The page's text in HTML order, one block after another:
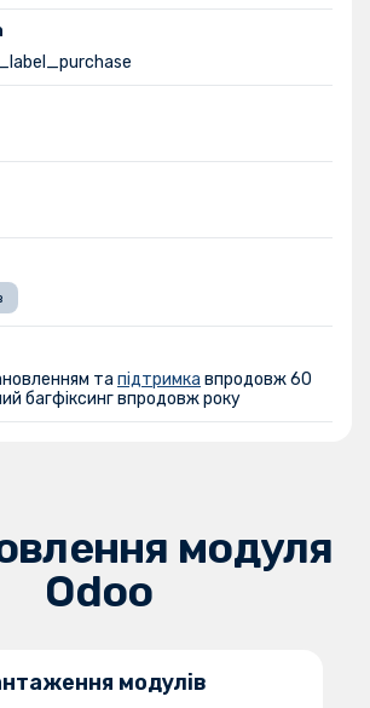
та підтримка впродовж 60
багфіксинг впродовж року
модуля
Odoo
модулів